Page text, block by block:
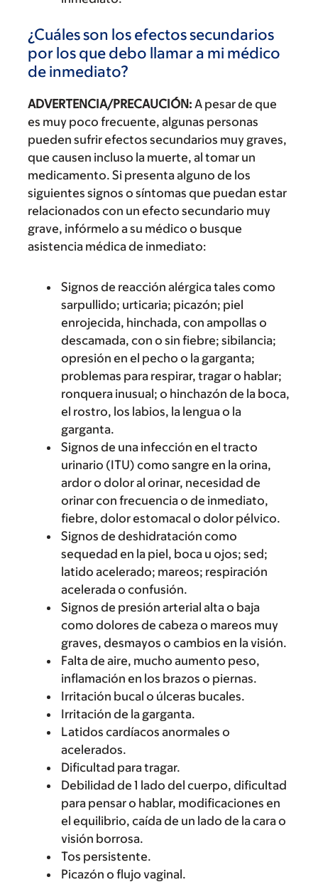
¿Cuáles son los efectos secundarios
por los que debo llamar a mi médico
de inmediato?
ADVERTENCIA/PRECAUCIÓN: A pesar de que
es muy poco frecuente, algunas personas
pueden sufrir efectos secundarios muy graves,
que causen incluso la muerte, al tomar un
medicamento. Si presenta alguno de los
siguientes signos o síntomas que puedan estar
relacionados con un efecto secundario muy
grave, infórmelo a su médico o busque
asistencia médica de inmediato:
Signos de reacción alérgica tales como
sarpullido; urticaria; picazón; piel
enrojecida, hinchada, con ampollas o
descamada, con o sin fiebre; sibilancia;
opresión en el pecho o la garganta;
problemas para respirar, tragar o hablar;
ronquera inusual; o hinchazón de la boca,
el rostro, los labios, la lengua o la
garganta.
Signos de una infección en el tracto
urinario (ITU) como sangre en la orina,
ardor o dolor al orinar, necesidad de
orinar con frecuencia o de inmediato,
fiebre, dolor estomacal o dolor pélvico.
Signos de deshidratación como
sequedad en la piel, boca u ojos; sed;
latido acelerado; mareos; respiración
acelerada o confusión.
Signos de presión arterial alta o baja
como dolores de cabeza o mareos muy
graves, desmayos o cambios en la visión.
Falta de aire, mucho aumento peso,
inflamación en los brazos o piernas.
Irritación bucal o úlceras bucales.
Irritación de la garganta.
Latidos cardíacos anormales o
acelerados.
Dificultad para tragar.
Debilidad de 1 lado del cuerpo, dificultad
para pensar o hablar, modificaciones en
el equilibrio, caída de un lado de la cara o
visión borrosa.
Tos persistente.
Picazón o flujo vaginal.